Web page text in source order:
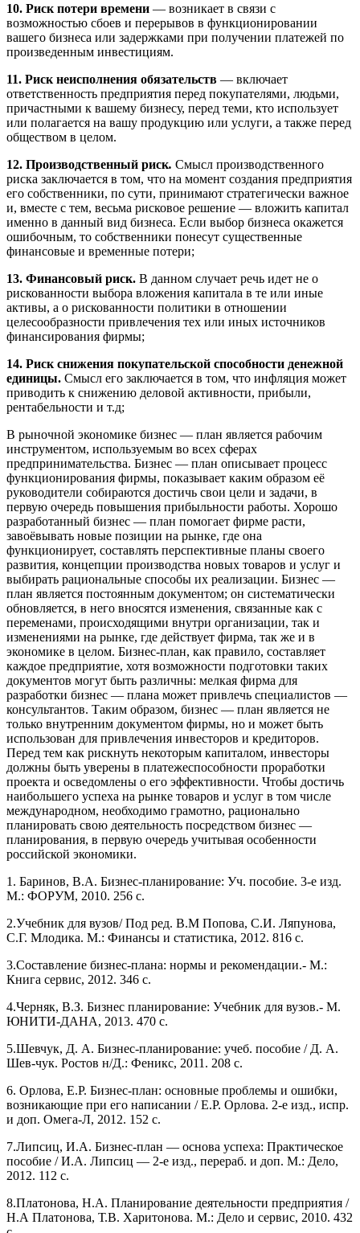
10. Риск потери времени — возникает в связи с
возможностью сбоев и перерывов в функционировании
вашего бизнеса или задержками при получении платежей по
произведенным инвестициям.
11. Риск неисполнения обязательств — включает
ответственность предприятия перед покупателями, людьми,
причастными к вашему бизнесу, перед теми, кто использует
или полагается на вашу продукцию или услуги, а также перед
обществом в целом.
12. Производственный риск. Смысл производственного
риска заключается в том, что на момент создания предприятия
его собственники, по сути, принимают стратегически важное
и, вместе с тем, весьма рисковое решение — вложить капитал
именно в данный вид бизнеса. Если выбор бизнеса окажется
ошибочным, то собственники понесут существенные
финансовые и временные потери;
13. Финансовый риск. В данном случает речь идет не о
рискованности выбора вложения капитала в те или иные
активы, а о рискованности политики в отношении
целесообразности привлечения тех или иных источников
финансирования фирмы;
14. Риск снижения покупательской способности денежной
единицы. Смысл его заключается в том, что инфляция может
приводить к снижению деловой активности, прибыли,
рентабельности и т.д;
В рыночной экономике бизнес — план является рабочим
инструментом, используемым во всех сферах
предпринимательства. Бизнес — план описывает процесс
функционирования фирмы, показывает каким образом её
руководители собираются достичь свои цели и задачи, в
первую очередь повышения прибыльности работы. Хорошо
разработанный бизнес — план помогает фирме расти,
завоёвывать новые позиции на рынке, где она
функционирует, составлять перспективные планы своего
развития, концепции производства новых товаров и услуг и
выбирать рациональные способы их реализации. Бизнес —
план является постоянным документом; он систематически
обновляется, в него вносятся изменения, связанные как с
переменами, происходящими внутри организации, так и
изменениями на рынке, где действует фирма, так же и в
экономике в целом. Бизнес-план, как правило, составляет
каждое предприятие, хотя возможности подготовки таких
документов могут быть различны: мелкая фирма для
разработки бизнес — плана может привлечь специалистов —
консультантов. Таким образом, бизнес — план является не
только внутренним документом фирмы, но и может быть
использован для привлечения инвесторов и кредиторов.
Перед тем как рискнуть некоторым капиталом, инвесторы
должны быть уверены в платежеспособности проработки
проекта и осведомлены о его эффективности. Чтобы достичь
наибольшего успеха на рынке товаров и услуг в том числе
международном, необходимо грамотно, рационально
планировать свою деятельность посредством бизнес —
планирования, в первую очередь учитывая особенности
российской экономики.
1. Баринов, В.А. Бизнес-планирование: Уч. пособие. 3-е изд.
М.: ФОРУМ, 2010. 256 с.
2.Учебник для вузов/ Под ред. В.М Попова, С.И. Ляпунова,
С.Г. Млодика. М.: Финансы и статистика, 2012. 816 с.
3.Составление бизнес-плана: нормы и рекомендации.- М.:
Книга сервис, 2012. 346 с.
4.Черняк, В.З. Бизнес планирование: Учебник для вузов.- М.
ЮНИТИ-ДАНА, 2013. 470 с.
5.Шевчук, Д. А. Бизнес-планирование: учеб. пособие / Д. А.
Шев-чук. Ростов н/Д.: Феникс, 2011. 208 с.
6. Орлова, Е.Р. Бизнес-план: основные проблемы и ошибки,
возникающие при его написании / Е.Р. Орлова. 2-е изд., испр.
и доп. Омега-Л, 2012. 152 с.
7.Липсиц, И.А. Бизнес-план — основа успеха: Практическое
пособие / И.А. Липсиц — 2-е изд., перераб. и доп. М.: Дело,
2012. 112 с.
8.Платонова, Н.А. Планирование деятельности предприятия /
Н.А Платонова, Т.В. Харитонова. М.: Дело и сервис, 2010. 432